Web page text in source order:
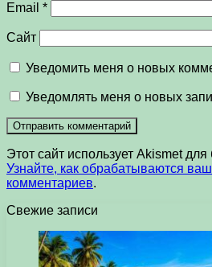
Email *
Сайт
Уведомить меня о новых
Уведомлять меня о новых
Этот сайт использует Akismet
Узнайте, как обрабатываются
комментариев.
Свежие записи